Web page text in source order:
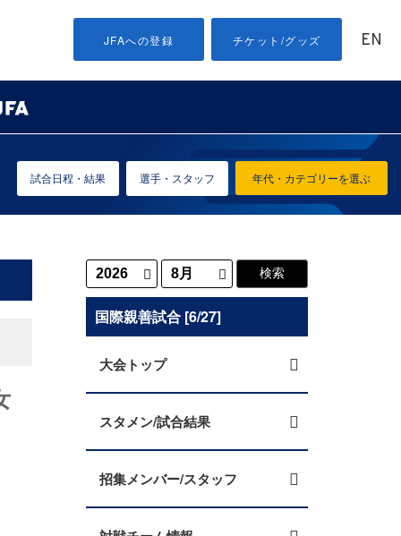
JFAへの登録 チケット/グッズ EN
年代・カテゴリーを選ぶ
試合日程・結果 選手・スタッフ
国際親善試合 [6/27]
大会トップ
スタメン/試合結果
招集メンバー/スタッフ